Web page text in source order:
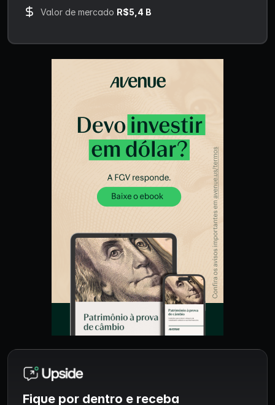
Valor de mercado R$5,4 B
Fique por dentro e receba